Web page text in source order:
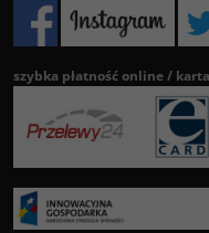
szybka płatność online /